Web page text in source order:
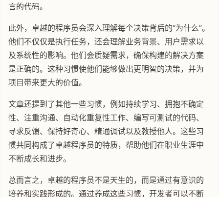
言的代码。
此外，卓越的程序员会深入理解每个决策背后的“为什么”。
他们不仅仅是执行任务，还会理解业务背景、用户需求以
及系统性的影响。他们会质疑需求，确保构建的解决方案
是正确的。这种习惯使他们能够做出更明智的决策，并为
项目带来更大的价值。
文章还提到了其他一些习惯，例如持续学习、拥抱不确定
性、注重沟通、自动化重复性工作、编写可测试的代码、
寻求反馈、保持好奇心、精通调试以及教授他人。这些习
惯共同构成了卓越程序员的特质，帮助他们在职业生涯中
不断成长和进步。
总而言之，卓越的程序员不是天生的，而是通过有意识的
培养和实践形成的。通过养成这些习惯，开发者可以不断